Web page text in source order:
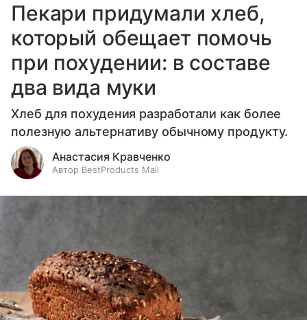
Пекари придумали хлеб,
который обещает помочь
при похудении: в составе
два вида муки
Хлеб для похудения разработали как более
полезную альтернативу обычному продукту.
Анастасия Кравченко
Автор BestProducts Mail